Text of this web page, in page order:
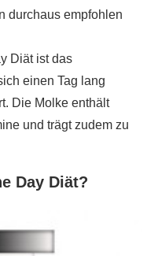
durchaus empfohlen
Diät ist das
einen Tag lang
Die Molke enthält
und trägt zudem zu
Day Diät?